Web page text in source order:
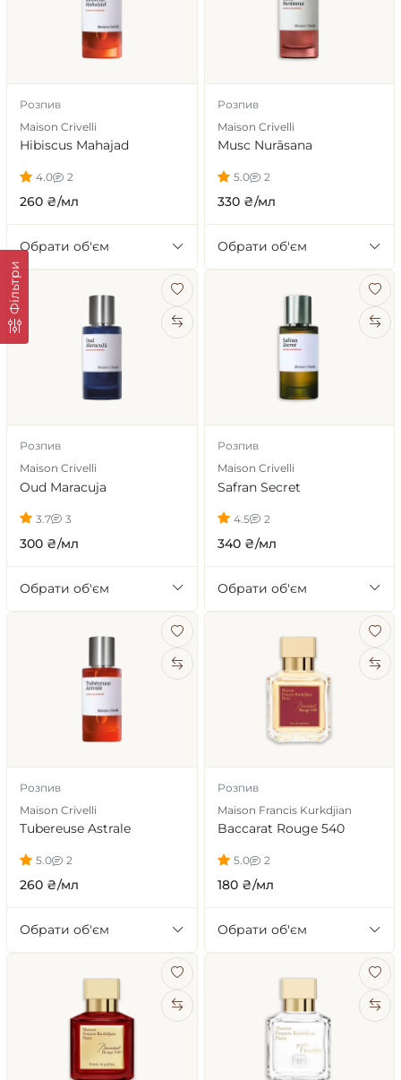
Фільтри
Розпив
Maison Crivelli
Hibiscus Mahajad
4.0 2
260 ₴/мл
Обрати об'єм
Розпив
Maison Crivelli
Musc Nurāsana
5.0 2
330 ₴/мл
Обрати об'єм
Розпив
Maison Crivelli
Oud Maracuja
3.7 3
300 ₴/мл
Обрати об'єм
Розпив
Maison Crivelli
Safran Secret
4.5 2
340 ₴/мл
Обрати об'єм
Розпив
Maison Crivelli
Tubereuse Astrale
5.0 2
260 ₴/мл
Обрати об'єм
Розпив
Maison Francis Kurkdjian
Baccarat Rouge 540
5.0 2
180 ₴/мл
Обрати об'єм